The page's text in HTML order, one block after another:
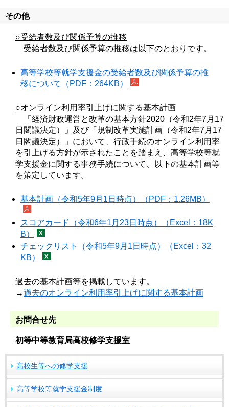
その他
○受給者数及び関係予算の推移
受給者数及び関係予算の推移は以下のとおりです。
高等学校等就学支援金の受給者数及び関係予算の推
移について（PDF：264KB）
○オンライン利用率引上げに関する基本計画
「経済財政運営と改革の基本方針2020（令和2年7月17
日閣議決定）」及び「規制改革実施計画（令和2年7月17
日閣議決定）」において、行政手続のオンライン利用率
を引上げる方針が示されたことを踏まえ、高等学校等就
学支援金に関する事務手続について、以下の基本計画等
を策定しています。
基本計画（令和5年9月1日時点）（PDF：1.26MB）
スコアカード（令和6年1月23日時点）（Excel：18K
B）
チェックリスト（令和5年9月1日時点）（Excel：32
KB）
過去の基本計画等を掲載しています。
→過去のオンライン利用率引上げに関する基本計画
お問合せ先
初等中等教育局高校修学支援室
高校生等への修学支援
高等学校等就学支援金制度